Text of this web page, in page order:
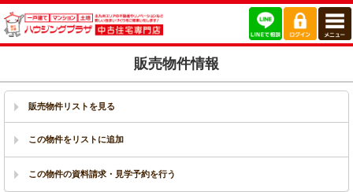
販売物件情報
販売物件リストを見る